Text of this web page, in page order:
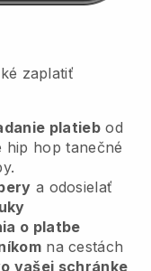
zaplatiť
platiebod
hip hop tanečné
a odosielať
o platbe
na cestách
vašej schránke